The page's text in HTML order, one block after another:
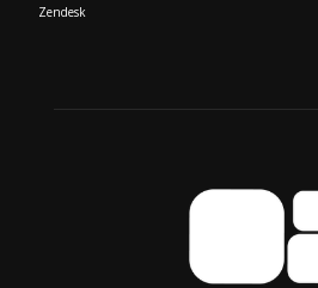
Zendesk